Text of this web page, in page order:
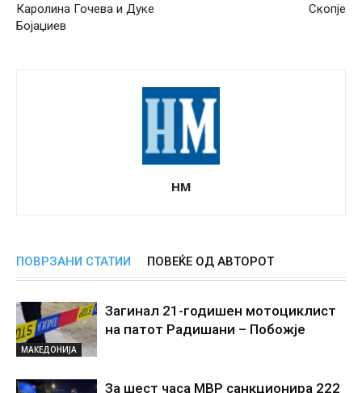
Каролина Гочева и Дуке
Бојаџиев
Скопје
НМ
ПОВРЗАНИ СТАТИИ ПОВЕЌЕ ОД АВТОРОТ
МАКЕДОНИЈА
Загинал 21-годишен мотоциклист
на патот Радишани – Побожје
За шест часа МВР санкционира 222